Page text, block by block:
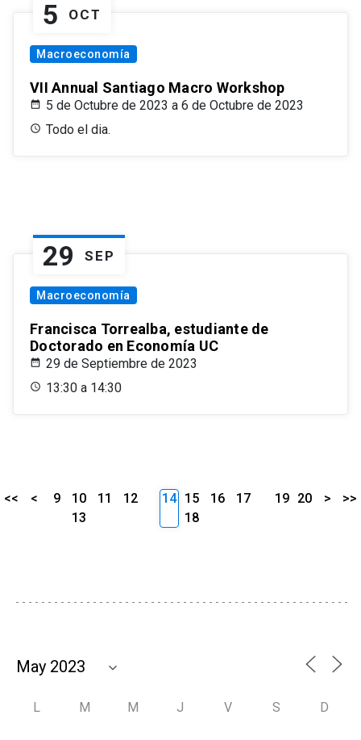
5 OCT
Macroeconomía
VII Annual Santiago Macro Workshop
5 de Octubre de 2023 a 6 de Octubre de 2023
Todo el dia.
29 SEP
Macroeconomía
Francisca Torrealba, estudiante de
Doctorado en Economía UC
29 de Septiembre de 2023
13:30 a 14:30
<< < 9 10 11
12
13
14 15 16
17
18
19 20 > >>
L M M J V S D